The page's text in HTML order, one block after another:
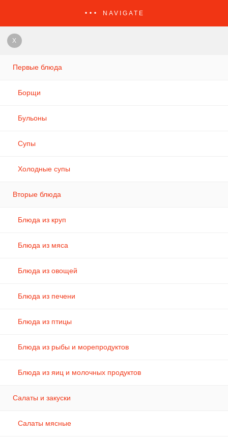
NAVIGATE
X
Первые блюда
Борщи
Бульоны
Супы
Холодные супы
Вторые блюда
Блюда из круп
Блюда из мяса
Блюда из овощей
Блюда из печени
Блюда из птицы
Блюда из рыбы и морепродуктов
Блюда из яиц и молочных продуктов
Салаты и закуски
Салаты мясные